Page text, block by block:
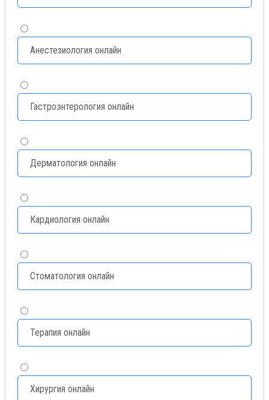
Анестезиология онлайн
Гастроэнтерология онлайн
Дерматология онлайн
Кардиология онлайн
Стоматология онлайн
Терапия онлайн
Хирургия онлайн